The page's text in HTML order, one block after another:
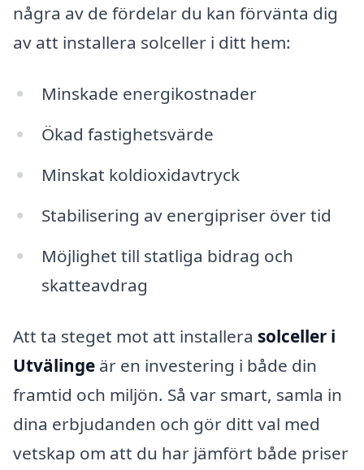
några av de fördelar du kan förvänta dig
av att installera solceller i ditt hem:
Minskade energikostnader
Ökad fastighetsvärde
Minskat koldioxidavtryck
Stabilisering av energipriser över tid
Möjlighet till statliga bidrag och
skatteavdrag
Att ta steget mot att installera solceller i
Utvälinge är en investering i både din
framtid och miljön. Så var smart, samla in
dina erbjudanden och gör ditt val med
vetskap om att du har jämfört både priser